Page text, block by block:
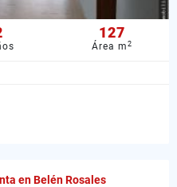
127
Área m2
en Belén Rosales